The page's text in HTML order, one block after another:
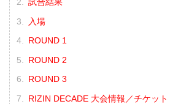
入場
ROUND 1
ROUND 2
ROUND 3
RIZIN DECADE 大会情報／チケット